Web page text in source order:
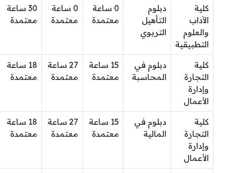
كلية
الآداب
والعلوم
التطبيقية
دبلوم
التأهيل
التربوي
0 ساعة
معتمدة
0 ساعة
معتمدة
30 ساعة
معتمدة
كلية
التجارة
وإدارة
الأعمال
دبلوم في
المحاسبة
15 ساعة
معتمدة
27 ساعة
معتمدة
18 ساعة
معتمدة
كلية
التجارة
وإدارة
الأعمال
دبلوم في
المالية
15 ساعة
معتمدة
27 ساعة
معتمدة
18 ساعة
معتمدة